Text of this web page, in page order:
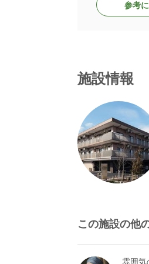
参考
施設情報
この施設の他
雰囲気